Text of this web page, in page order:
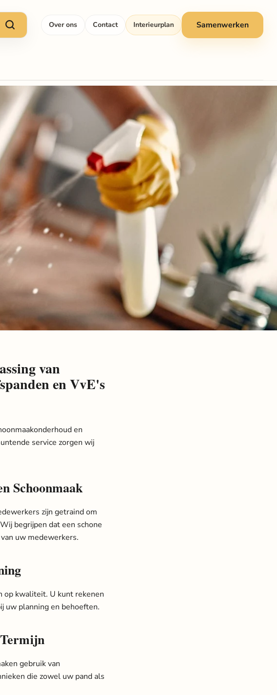
Over ons Contact Interieurplan Samenwerken
van
en VvE's
en
service zorgen wij
Schoonmaak
zijn getraind om
begrijpen dat een schone
uw medewerkers.
op kwaliteit. U kunt rekenen
uw planning en behoeften.
gebruik van
die zowel uw pand als